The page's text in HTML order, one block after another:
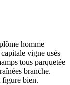
homme
vigne usés
tous parquetée
branche.
figure bien.